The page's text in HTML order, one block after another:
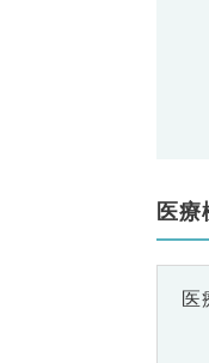
医療
医